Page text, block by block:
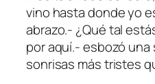
vino hasta donde yo
abrazo.- ¿Qué tal
por aquí.- esbozó una
sonrisas más tristes